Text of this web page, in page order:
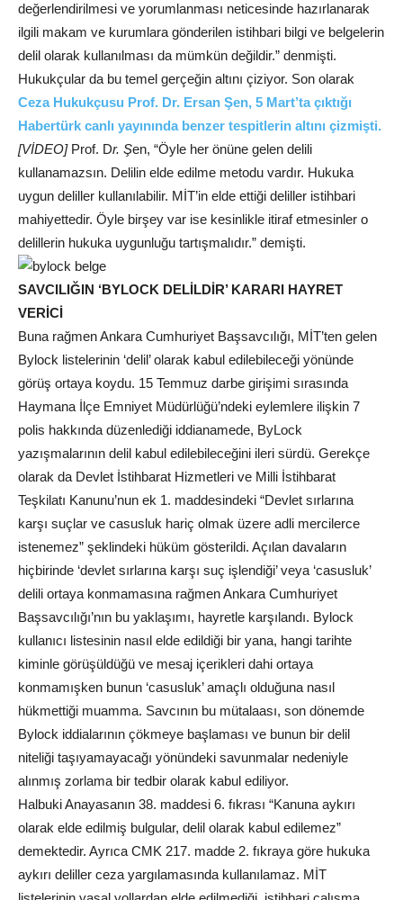
değerlendirilmesi ve yorumlanması neticesinde hazırlanarak
ilgili makam ve kurumlara gönderilen istihbari bilgi ve belgelerin
delil olarak kullanılması da mümkün değildir.” denmişti.
Hukukçular da bu temel gerçeğin altını çiziyor. Son olarak
Ceza Hukukçusu Prof. Dr. Ersan Şen, 5 Mart’ta çıktığı
Habertürk canlı yayınında benzer tespitlerin altını çizmişti.
[VİDEO] Prof. Dr. Şen, “Öyle her önüne gelen delili
kullanamazsın. Delilin elde edilme metodu vardır. Hukuka
uygun deliller kullanılabilir. MİT’in elde ettiği deliller istihbari
mahiyettedir. Öyle birşey var ise kesinlikle itiraf etmesinler o
delillerin hukuka uygunluğu tartışmalıdır.” demişti.
SAVCILIĞIN ‘BYLOCK DELİLDİR’ KARARI HAYRET
VERİCİ
Buna rağmen Ankara Cumhuriyet Başsavcılığı, MİT’ten gelen
Bylock listelerinin ‘delil’ olarak kabul edilebileceği yönünde
görüş ortaya koydu. 15 Temmuz darbe girişimi sırasında
Haymana İlçe Emniyet Müdürlüğü’ndeki eylemlere ilişkin 7
polis hakkında düzenlediği iddianamede, ByLock
yazışmalarının delil kabul edilebileceğini ileri sürdü. Gerekçe
olarak da Devlet İstihbarat Hizmetleri ve Milli İstihbarat
Teşkilatı Kanunu’nun ek 1. maddesindeki “Devlet sırlarına
karşı suçlar ve casusluk hariç olmak üzere adli mercilerce
istenemez” şeklindeki hüküm gösterildi. Açılan davaların
hiçbirinde ‘devlet sırlarına karşı suç işlendiği’ veya ‘casusluk’
delili ortaya konmamasına rağmen Ankara Cumhuriyet
Başsavcılığı’nın bu yaklaşımı, hayretle karşılandı. Bylock
kullanıcı listesinin nasıl elde edildiği bir yana, hangi tarihte
kiminle görüşüldüğü ve mesaj içerikleri dahi ortaya
konmamışken bunun ‘casusluk’ amaçlı olduğuna nasıl
hükmettiği muamma. Savcının bu mütalaası, son dönemde
Bylock iddialarının çökmeye başlaması ve bunun bir delil
niteliği taşıyamayacağı yönündeki savunmalar nedeniyle
alınmış zorlama bir tedbir olarak kabul ediliyor.
Halbuki Anayasanın 38. maddesi 6. fıkrası “Kanuna aykırı
olarak elde edilmiş bulgular, delil olarak kabul edilemez”
demektedir. Ayrıca CMK 217. madde 2. fıkraya göre hukuka
aykırı deliller ceza yargılamasında kullanılamaz. MİT